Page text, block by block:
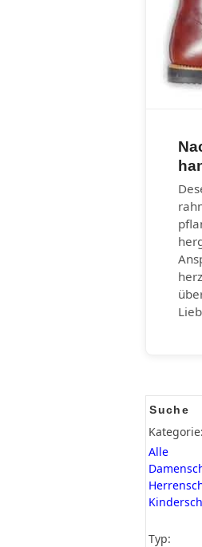
Suche
Kategorie:
Alle
Typ: